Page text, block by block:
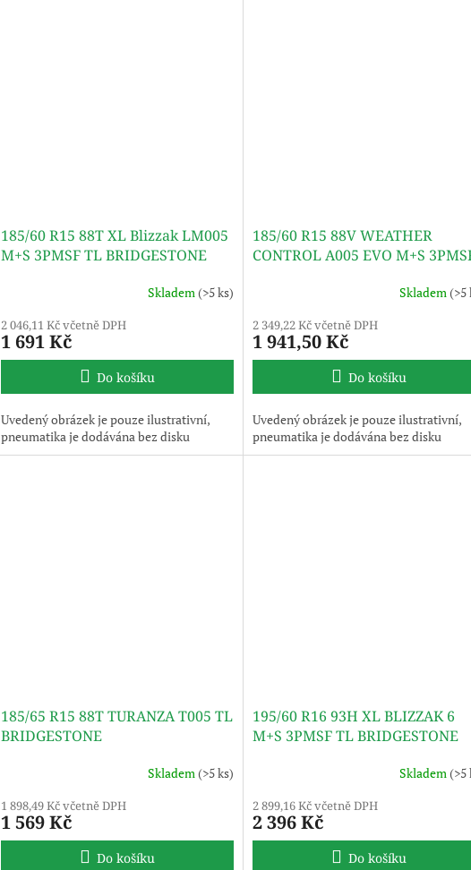
185/60 R15 88T XL Blizzak LM005
M+S 3PMSF TL BRIDGESTONE
Skladem(>5 ks)
2 046,11 Kč včetně DPH
1 691 Kč
Do košíku
Uvedený obrázek je pouze ilustrativní,
pneumatika je dodávána bez disku
185/60 R15 88V WEATHER
CONTROL A005 EVO M+S
Skladem(>5
2 349,22 Kč včetně DPH
1 941,50 Kč
Do košíku
Uvedený obrázek je pouze ilustrativní,
pneumatika je dodávána bez disku
185/65 R15 88T TURANZA T005 TL
BRIDGESTONE
Skladem(>5 ks)
1 898,49 Kč včetně DPH
1 569 Kč
Do košíku
195/60 R16 93H XL BLIZZAK 6
M+S 3PMSF TL BRIDGESTONE
Skladem(>5
2 899,16 Kč včetně DPH
2 396 Kč
Do košíku